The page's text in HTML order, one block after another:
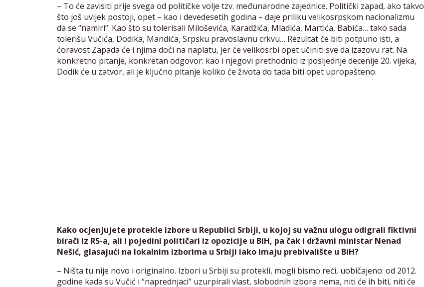
– To će zavisiti prije svega od političke volje tzv. međunarodne zajednice. Politički zapad, ako takvo
što još uvijek postoji, opet – kao i devedesetih godina – daje priliku velikosrpskom nacionalizmu
da se “namiri”. Kao što su tolerisali Miloševića, Karadžića, Mladića, Martića, Babića… tako sada
tolerišu Vučića, Dodika, Mandića, Srpsku pravoslavnu crkvu… Rezultat će biti potpuno isti, a
ćoravost Zapada će i njima doći na naplatu, jer će velikosrbi opet učiniti sve da izazovu rat. Na
konkretno pitanje, konkretan odgovor: kao i njegovi prethodnici iz posljednje decenije 20. vijeka,
Dodik će u zatvor, ali je ključno pitanje koliko će života do tada biti opet upropašteno.
Kako ocjenjujete protekle izbore u Republici Srbiji, u kojoj su važnu ulogu odigrali fiktivni
birači iz RS-a, ali i pojedini političari iz opozicije u BiH, pa čak i državni ministar Nenad
Nešić, glasajući na lokalnim izborima u Srbiji iako imaju prebivalište u BiH?
– Ništa tu nije novo i originalno. Izbori u Srbiji su protekli, mogli bismo reći, uobičajeno: od 2012.
godine kada su Vučić i “naprednjaci” uzurpirali vlast, slobodnih izbora nema, niti će ih biti, niti će